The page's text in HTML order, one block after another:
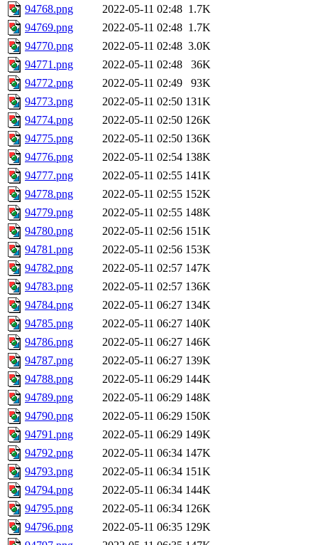
94768.png
2022-05-11 02:48 1.7K
94769.png
2022-05-11 02:48 1.7K
94770.png
2022-05-11 02:48 3.0K
94771.png
2022-05-11 02:48
36K
94772.png
2022-05-11 02:49
93K
94773.png
2022-05-11 02:50 131K
94774.png
2022-05-11 02:50 126K
94775.png
2022-05-11 02:50 136K
94776.png
2022-05-11 02:54 138K
94777.png
2022-05-11 02:55 141K
94778.png
2022-05-11 02:55 152K
94779.png
2022-05-11 02:55 148K
94780.png
2022-05-11 02:56 151K
94781.png
2022-05-11 02:56 153K
94782.png
2022-05-11 02:57 147K
94783.png
2022-05-11 02:57 136K
94784.png
2022-05-11 06:27 134K
94785.png
2022-05-11 06:27 140K
94786.png
2022-05-11 06:27 146K
94787.png
2022-05-11 06:27 139K
94788.png
2022-05-11 06:29 144K
94789.png
2022-05-11 06:29 148K
94790.png
2022-05-11 06:29 150K
94791.png
2022-05-11 06:29 149K
94792.png
2022-05-11 06:34 147K
94793.png
2022-05-11 06:34 151K
94794.png
2022-05-11 06:34 144K
94795.png
2022-05-11 06:34 126K
94796.png
2022-05-11 06:35 129K